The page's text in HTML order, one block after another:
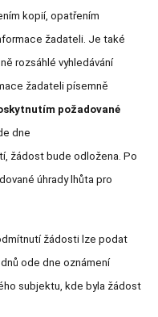
kopií, opatřením
žadateli. Je také
rozsáhlé vyhledávání
žadateli písemně
požadované
dne
žádost bude odložena. Po
úhrady lhůta pro
žádosti lze podat
ode dne oznámení
subjektu, kde byla žádost